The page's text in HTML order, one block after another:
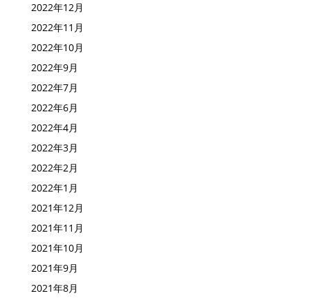
2022年12月
2022年11月
2022年10月
2022年9月
2022年7月
2022年6月
2022年4月
2022年3月
2022年2月
2022年1月
2021年12月
2021年11月
2021年10月
2021年9月
2021年8月